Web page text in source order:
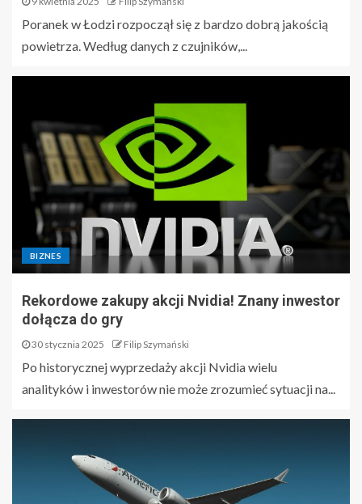
Poranek w Łodzi rozpoczął się z bardzo dobrą jakością
powietrza. Według danych z czujników,...
BIZNES
Rekordowe zakupy akcji Nvidia! Znany inwestor
dołącza do gry
30 stycznia 2025 Filip Szymański
Po historycznej wyprzedaży akcji Nvidia wielu
analityków i inwestorów nie może zrozumieć sytuacji na...